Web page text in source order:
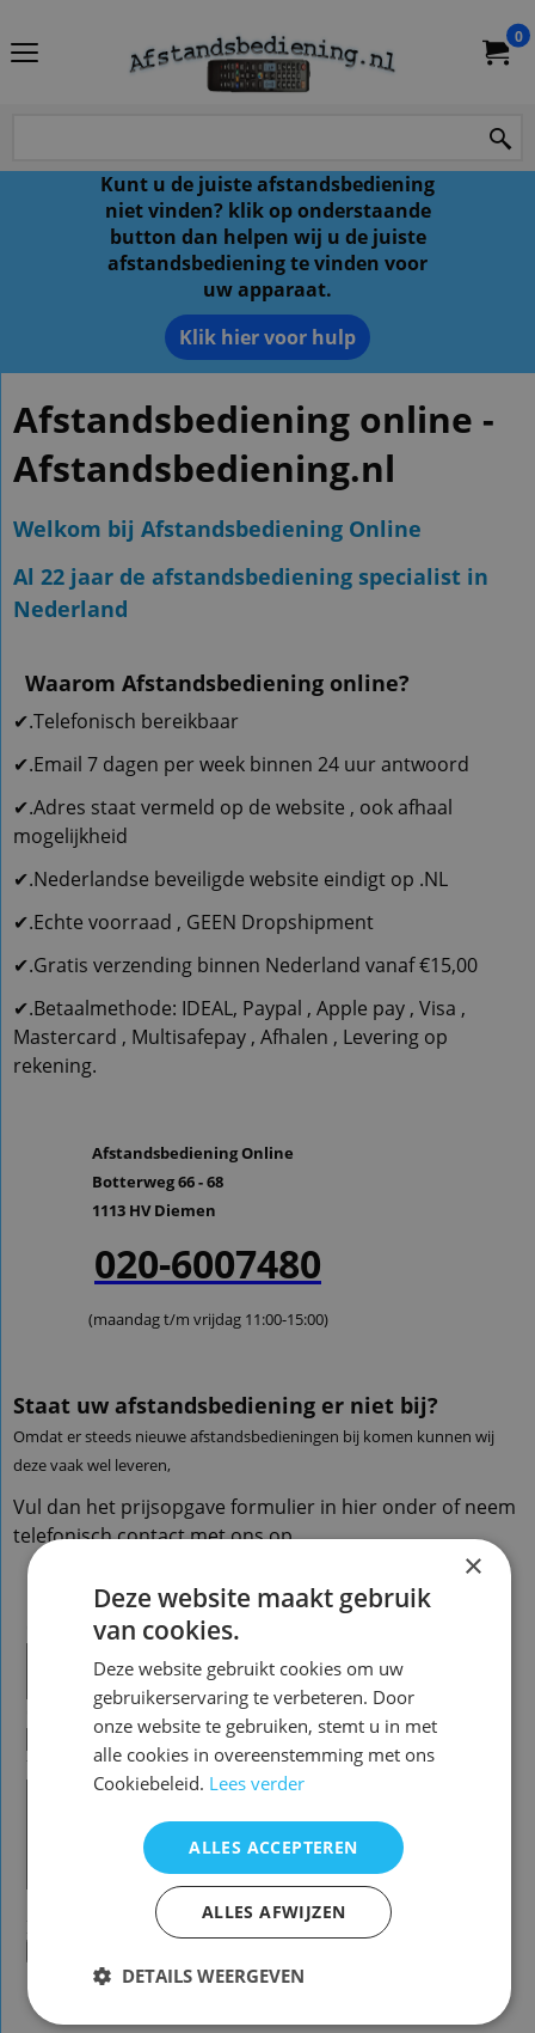
0
Kunt u de juiste afstandsbediening
niet vinden? klik op onderstaande
button dan helpen wij u de juiste
afstandsbediening te vinden voor
uw apparaat.
Klik hier voor hulp
Afstandsbediening online -
Afstandsbediening.nl
Welkom bij Afstandsbediening Online
Al 22 jaar de afstandsbediening specialist in
Nederland
Waarom Afstandsbediening online?
✔.Telefonisch bereikbaar
✔.Email 7 dagen per week binnen 24 uur antwoord
✔.Adres staat vermeld op de website , ook afhaal
mogelijkheid
✔.Nederlandse beveiligde website eindigt op .NL
✔.Echte voorraad , GEEN Dropshipment
✔.Gratis verzending binnen Nederland vanaf €15,00
✔.Betaalmethode: IDEAL, Paypal , Apple pay , Visa ,
Mastercard , Multisafepay , Afhalen , Levering op
rekening.
Afstandsbediening Online
Botterweg 66 - 68
1113 HV Diemen
020-6007480
(maandag t/m vrijdag 11:00-15:00)
Staat uw afstandsbediening er niet bij?
Omdat er steeds nieuwe afstandsbedieningen bij komen kunnen wij
deze vaak wel leveren,
Vul dan het prijsopgave formulier in hier onder of neem
telefonisch contact met ons op.
×
Deze website maakt gebruik
van cookies.
Deze website gebruikt cookies om uw
gebruikerservaring te verbeteren. Door
onze website te gebruiken, stemt u in met
alle cookies in overeenstemming met ons
Cookiebeleid. Lees verder
ALLES ACCEPTEREN
ALLES AFWIJZEN
DETAILS WEERGEVEN